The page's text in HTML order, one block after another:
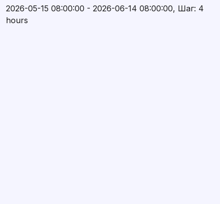
2026-05-15 08:00:00 - 2026-06-14 08:00:00, Шаг: 4
hours